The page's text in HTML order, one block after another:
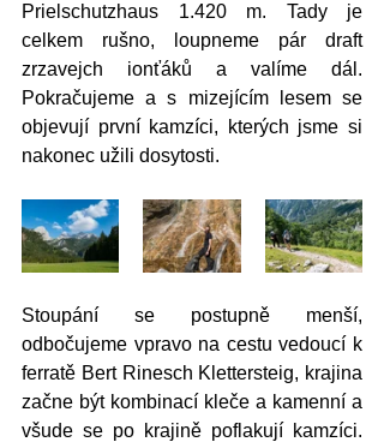
Prielschutzhaus 1.420 m. Tady je
celkem rušno, loupneme pár draft
zrzavejch ionťáků a valíme dál.
Pokračujeme a s mizejícím lesem se
objevují první kamzíci, kterých jsme si
nakonec užili dosytosti.
Stoupání se postupně menší,
odbočujeme vpravo na cestu vedoucí k
ferratě Bert Rinesch Klettersteig, krajina
začne být kombinací kleče a kamenní a
všude se po krajině poflakují kamzíci.